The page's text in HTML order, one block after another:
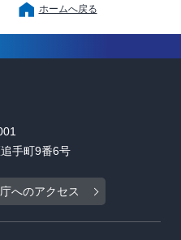
ホームへ戻る
手町9番6号
へのアクセス